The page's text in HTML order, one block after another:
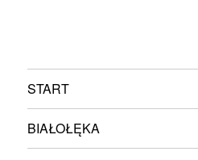
START
BIAŁOŁĘKA